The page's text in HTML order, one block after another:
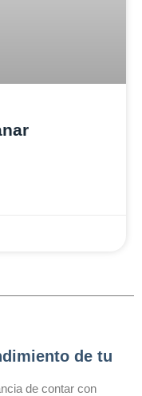
de tu
de contar con